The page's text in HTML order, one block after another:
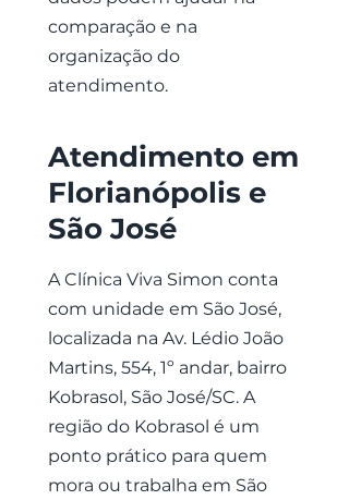
comparação e na
organização do
atendimento.
Atendimento em
Florianópolis e
São José
A Clínica Viva Simon conta
com unidade em São José,
localizada na Av. Lédio João
Martins, 554, 1º andar, bairro
Kobrasol, São José/SC. A
região do Kobrasol é um
ponto prático para quem
mora ou trabalha em São